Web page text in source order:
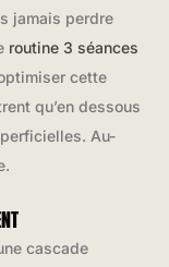
jamais perdre
routine 3 séances
cette
qu’en dessous
Au-
cascade